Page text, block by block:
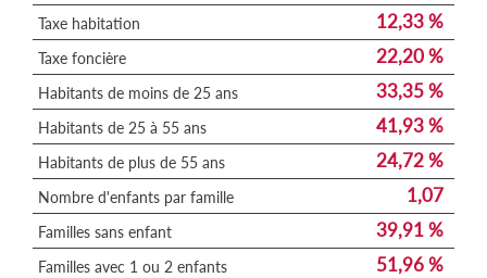
Taxe habitation 12,33 %
Taxe foncière 22,20 %
Habitants de moins de 25 ans 33,35 %
Habitants de 25 à 55 ans 41,93 %
Habitants de plus de 55 ans 24,72 %
Nombre d'enfants par famille 1,07
Familles sans enfant 39,91 %
Familles avec 1 ou 2 enfants 51,96 %